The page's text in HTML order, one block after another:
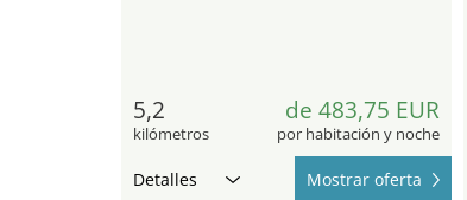
5,2
kilómetros
de 483,75 EUR
por habitación y noche
Detalles Mostrar oferta